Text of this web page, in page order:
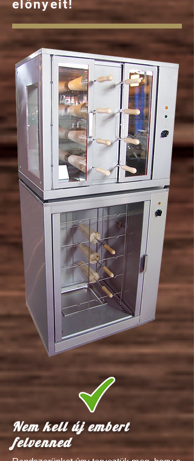
előnyeit!
Nem kell új embert
felvenned